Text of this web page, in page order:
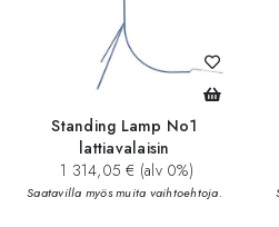
Standing Lamp No1
lattiavalaisin
1 314,05 € (alv 0%)
Saatavilla myös muita vaihtoehtoja.